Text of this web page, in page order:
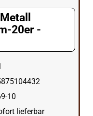
20er -
10
lieferbar